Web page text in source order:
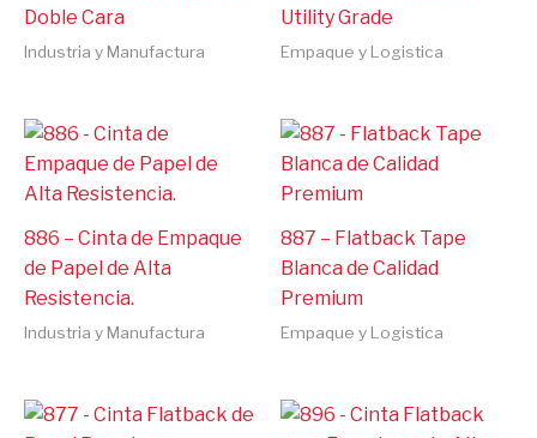
Doble Cara
Industria y Manufactura
Utility Grade
Empaque y Logistica
886 – Cinta de Empaque
de Papel de Alta
Resistencia.
Industria y Manufactura
887 – Flatback Tape
Blanca de Calidad
Premium
Empaque y Logistica